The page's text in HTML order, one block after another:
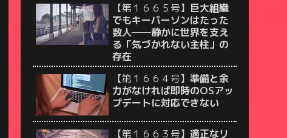
【第１６６５号】 巨大組織
でもキーパーソンはたった
数人──静かに世界を支え
る「気づかれない主柱」の
存在
【第１６６４号】 準備と余
力がなければ即時のOSアッ
プデートに対応できない
【第１６６３号】 適正なリ